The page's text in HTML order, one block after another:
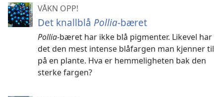
VÅKN OPP!
Det knallblå Pollia-bæret
Pollia-bæret har ikke blå pigmenter. Likevel har
det den mest intense blåfargen man kjenner til
på en plante. Hva er hemmeligheten bak den
sterke fargen?